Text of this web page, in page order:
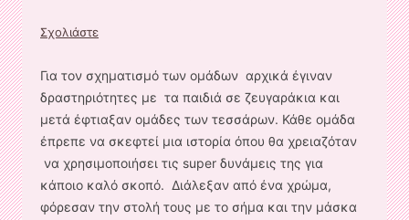
Σχολιάστε
Για τον σχηματισμό των ομάδων αρχικά έγιναν
δραστηριότητες με τα παιδιά σε ζευγαράκια και
μετά έφτιαξαν ομάδες των τεσσάρων. Κάθε ομάδα
έπρεπε να σκεφτεί μια ιστορία όπου θα χρειαζόταν
να χρησιμοποιήσει τις super δυνάμεις της για
κάποιο καλό σκοπό. Διάλεξαν από ένα χρώμα,
φόρεσαν την στολή τους με το σήμα και την μάσκα